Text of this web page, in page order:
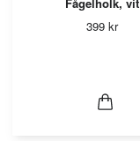
399 kr